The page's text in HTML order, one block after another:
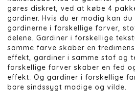
gøres diskret, ved at købe 4
gardiner. Hvis du er modig kan
gardinerne i forskellige farver,
delene. Gardiner i forskellige
samme farve skaber en
effekt, gardiner i samme stof og
forskellige farver skaber en fed
effekt. Og gardiner i forskellige
bare sindssygt modige og vilde.